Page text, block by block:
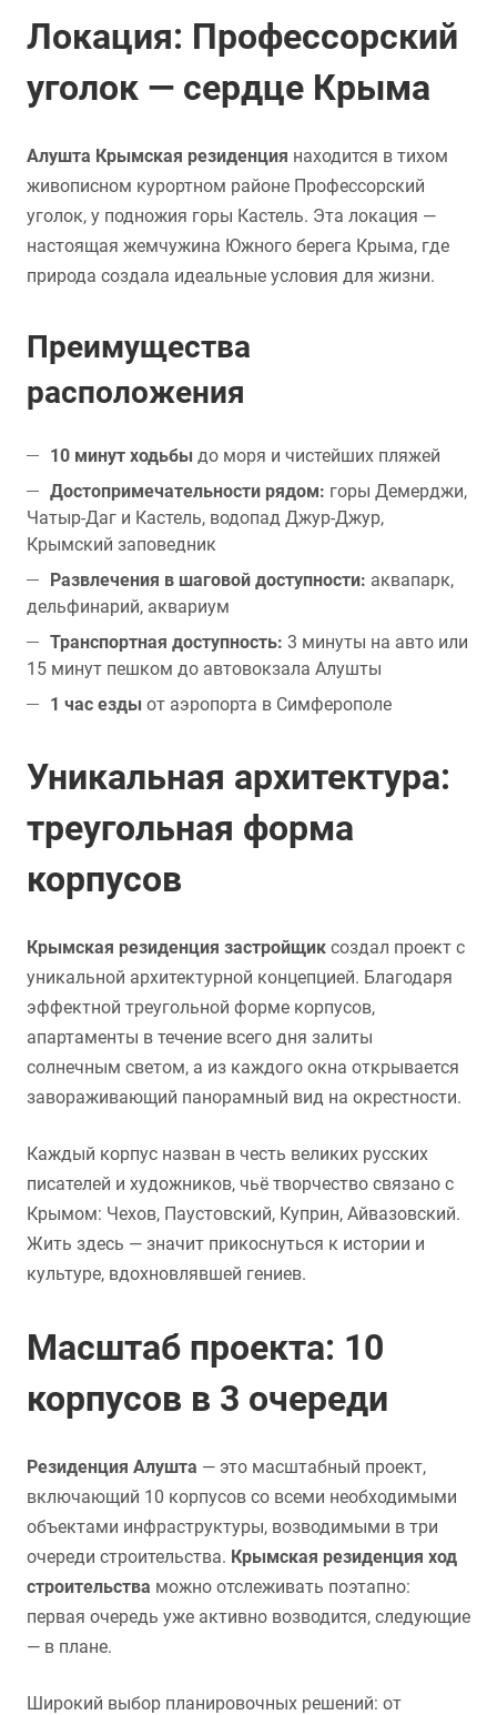
Локация: Профессорский
уголок — сердце Крыма
Алушта Крымская резиденция находится в тихом
живописном курортном районе Профессорский
уголок, у подножия горы Кастель. Эта локация —
настоящая жемчужина Южного берега Крыма, где
природа создала идеальные условия для жизни.
Преимущества
расположения
10 минут ходьбы до моря и чистейших пляжей
Достопримечательности рядом: горы Демерджи,
Чатыр-Даг и Кастель, водопад Джур-Джур,
Крымский заповедник
Развлечения в шаговой доступности: аквапарк,
дельфинарий, аквариум
Транспортная доступность: 3 минуты на авто или
15 минут пешком до автовокзала Алушты
1 час езды от аэропорта в Симферополе
Уникальная архитектура:
треугольная форма
корпусов
Крымская резиденция застройщик создал проект с
уникальной архитектурной концепцией. Благодаря
эффектной треугольной форме корпусов,
апартаменты в течение всего дня залиты
солнечным светом, а из каждого окна открывается
завораживающий панорамный вид на окрестности.
Каждый корпус назван в честь великих русских
писателей и художников, чьё творчество связано с
Крымом: Чехов, Паустовский, Куприн, Айвазовский.
Жить здесь — значит прикоснуться к истории и
культуре, вдохновлявшей гениев.
Масштаб проекта: 10
корпусов в 3 очереди
Резиденция Алушта — это масштабный проект,
включающий 10 корпусов со всеми необходимыми
объектами инфраструктуры, возводимыми в три
очереди строительства. Крымская резиденция ход
строительства можно отслеживать поэтапно:
первая очередь уже активно возводится, следующие
— в плане.
Широкий выбор планировочных решений: от